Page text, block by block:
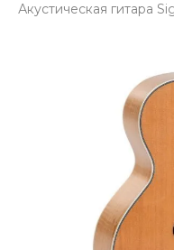
Акустическая гитара